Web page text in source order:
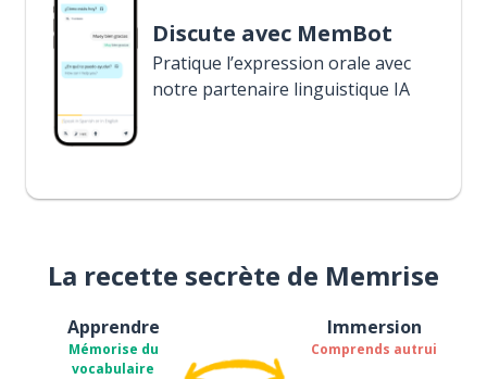
Discute avec MemBot
Pratique l’expression orale avec
notre partenaire linguistique IA
La recette secrète de Memrise
Apprendre
Mémorise du
vocabulaire
Immersion
Comprends autrui